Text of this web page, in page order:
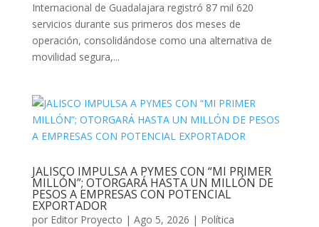
Internacional de Guadalajara registró 87 mil 620
servicios durante sus primeros dos meses de
operación, consolidándose como una alternativa de
movilidad segura,...
JALISCO IMPULSA A PYMES CON “MI PRIMER
MILLÓN”; OTORGARÁ HASTA UN MILLÓN DE
PESOS A EMPRESAS CON POTENCIAL
EXPORTADOR
por Editor Proyecto | Ago 5, 2026 | Política